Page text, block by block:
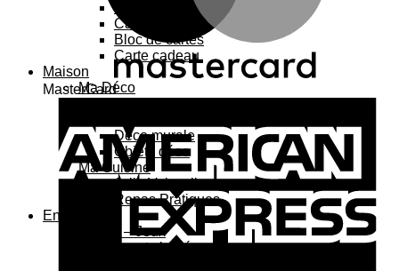
MasterCard
Carte à sticker
Bloc de cartes
Carte cadeau
Maison
Ma Déco
Déco murale
Objets déco
Ma Cuisine
Jolie Vaisselle
Repas Pratiques
Enfant
Jouets – Jeux
Jouets bébé